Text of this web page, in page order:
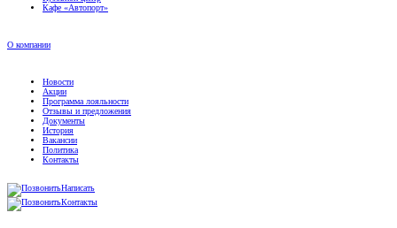
Акции
Программа лояльности
Отзывы и предложения
Документы
История
Вакансии
Политика
Контакты
Контакты